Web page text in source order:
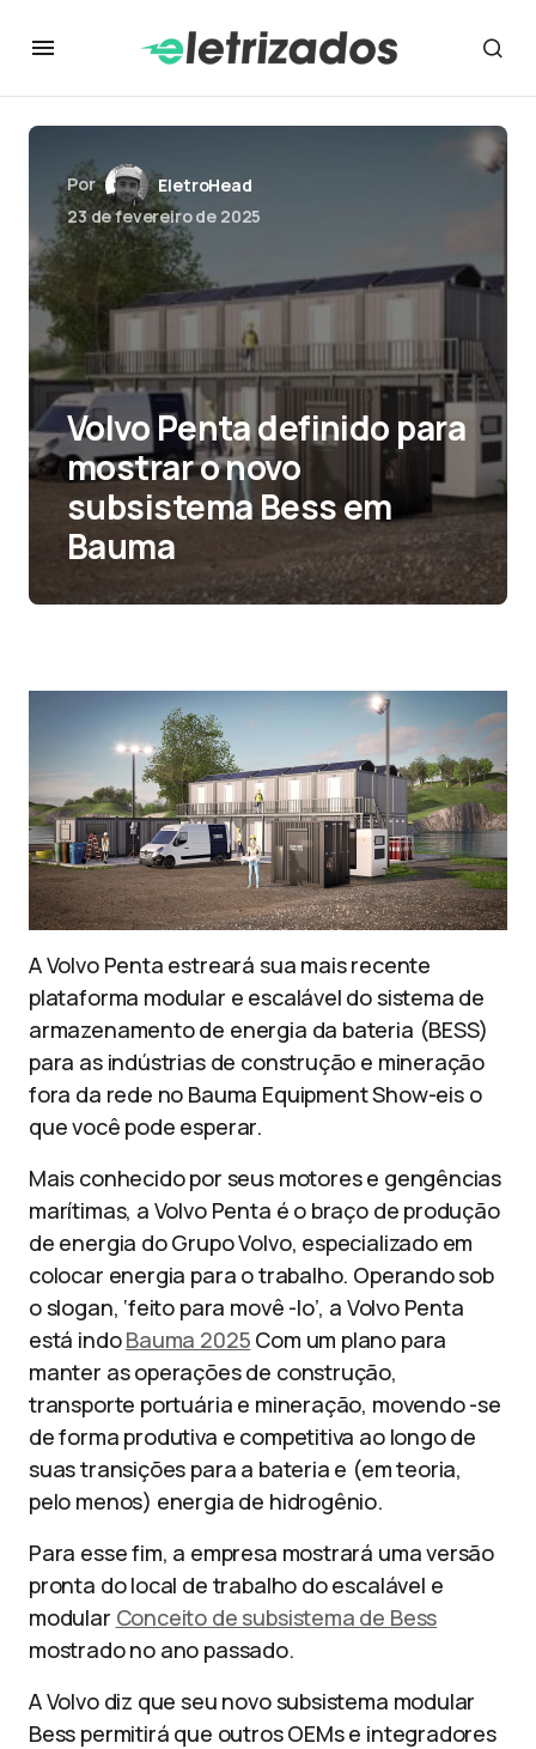
Por
EletroHead
23 de fevereiro de 2025
Volvo Penta definido para
mostrar o novo
subsistema Bess em
Bauma
A Volvo Penta estreará sua mais recente
plataforma modular e escalável do sistema de
armazenamento de energia da bateria (BESS)
para as indústrias de construção e mineração
fora da rede no Bauma Equipment Show-eis o
que você pode esperar.
Mais conhecido por seus motores e gengências
marítimas, a Volvo Penta é o braço de produção
de energia do Grupo Volvo, especializado em
colocar energia para o trabalho. Operando sob
o slogan, ‘feito para movê -lo’, a Volvo Penta
está indoBauma 2025 Com um plano para
manter as operações de construção,
transporte portuária e mineração, movendo -se
de forma produtiva e competitiva ao longo de
suas transições para a bateria e (em teoria,
pelo menos) energia de hidrogênio.
Para esse fim, a empresa mostrará uma versão
pronta do local de trabalho do escalável e
modular Conceito de subsistema de Bess
mostrado no ano passado.
A Volvo diz que seu novo subsistema modular
Bess permitirá que outros OEMs e integradores